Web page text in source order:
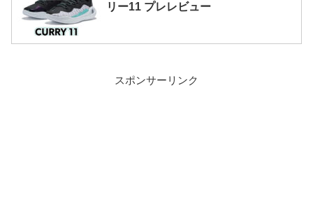
リー11 プレレビュー
スポンサーリンク